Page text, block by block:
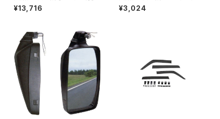
ハイウェイミラー R1000 326×
206 リモコン無 ヒーター付 DI-
¥13,716
バックミラー 日産 バネット8
0~ DI-55
¥3,024